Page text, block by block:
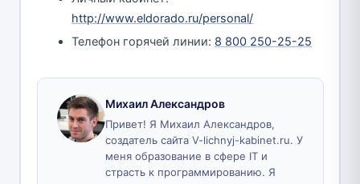
http://www.eldorado.ru/personal/
Телефон горячей линии: 8 800 250-25-25
Михаил Александров
Привет! Я Михаил Александров,
создатель сайта V-lichnyj-kabinet.ru. У
меня образование в сфере IT и
страсть к программированию. Я